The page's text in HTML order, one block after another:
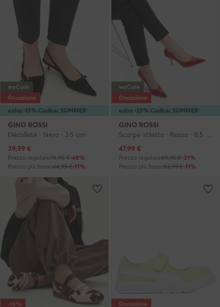
extra -15% Codice: SUMMER
weCare
Occasione
GINO ROSSI
Décolleté · Nero · 3.5 cm
Prezzo attuale
39,99 €
Prezzo regolare76,95 €-48%
Prezzo più basso44,99 €-11%
extra -25% Codice: SUMMER
weCare
Occasione
GINO ROSSI
Scarpe stiletto · Rosso · 8.5 cm
Prezzo attuale
47,99 €
Prezzo regolare69,95 €-31%
Prezzo più basso53,99 €-11%
-15% Occasione